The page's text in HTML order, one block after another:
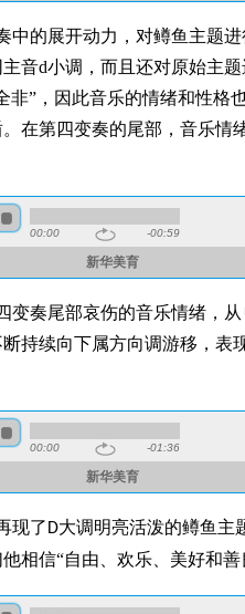
中的展开动力，对鳟鱼主题
音d小调，而且还对原始主
非”，因此音乐的情绪和性格
在第四变奏的尾部，音乐情
变奏尾部哀伤的音乐情绪，从
持续向下属方向调游移，表
现了 D大调明亮活泼的鳟鱼主
相信“自由、欢乐、美好和善